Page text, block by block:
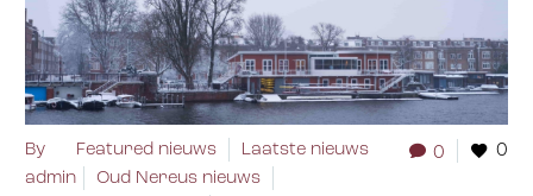
0 0
By
admin
Featured nieuws
Laatste nieuws
Oud Nereus nieuws